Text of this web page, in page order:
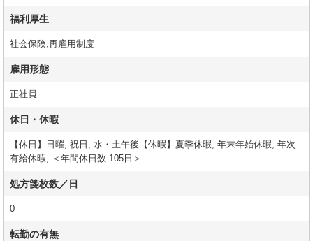
福利厚生
社会保険,再雇用制度
雇用形態
正社員
休日・休暇
【休日】日曜, 祝日, 水・土午後【休暇】夏季休暇, 年末年始休暇, 年次
有給休暇, ＜年間休日数 105日＞
処方箋枚数／日
0
転勤の有無